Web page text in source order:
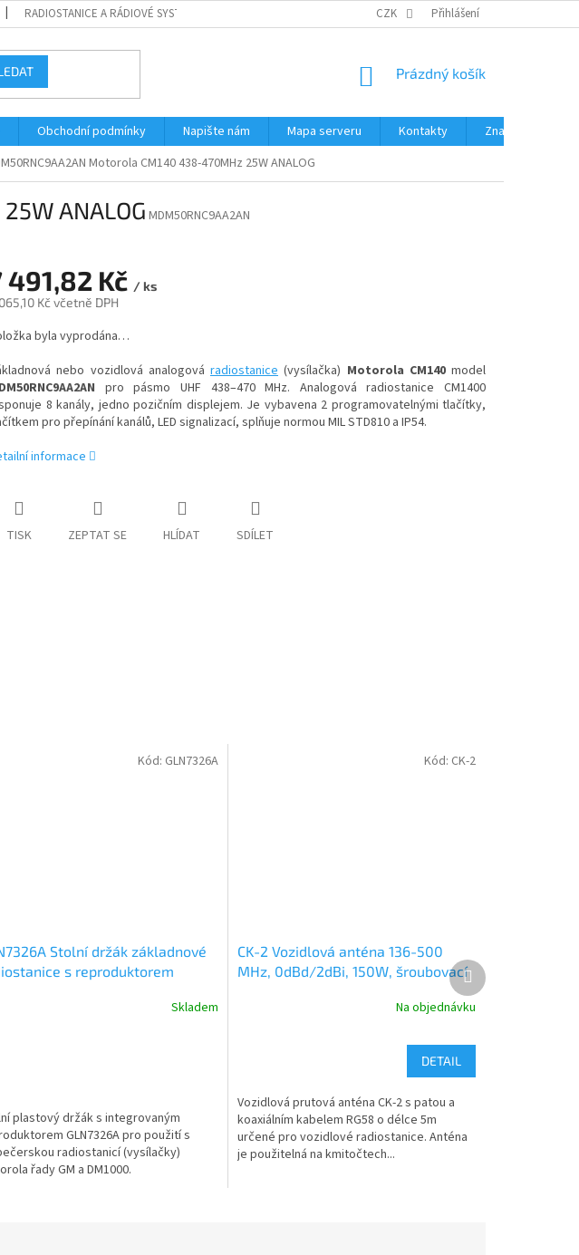
RADIOSTANICE A RÁDIOVÉ SYSTÉMY PŘÍSLUŠENSTVÍ RUČNÍ RADIOSTANICE PŮJČOVNA
CZK Přihlášení
NÁKUPNÍ
Prázdný košík
Obchodní podmínky Napište nám Mapa serveru Kontakty
Značky
Motorola CM140 438-470MHz 25W ANALOG
ANALOG MDM50RNC9AA2AN
491,82 Kč / ks
Kč včetně DPH
byla vyprodána…
nebo vozidlová analogová radiostanice (vysílačka) Motorola CM140model
pro pásmo UHF 438–470 MHz. Analogová radiostanice CM1400
8 kanály, jedno pozičním displejem. Je vybavena 2 programovatelnými tlačítky,
pro přepínání kanálů, LED signalizací, splňuje normou MIL STD810 a IP54.
informace
TISK ZEPTAT SE HLÍDAT SDÍLET
Stolní držák základnové
s reproduktorem
Skladem
plastový držák s integrovaným
GLN7326A pro použití s
radiostanicí (vysílačky)
řady GM a DM1000.
Kód: GLN7326A
CK-2 Vozidlová anténa 136-500
MHz, 0dBd/2dBi, 150W, šroubovací
Na objednávku
DETAIL
Vozidlová prutová anténa CK-2 s patou a
koaxiálním kabelem RG58 o délce 5m
určené pro vozidlové radiostanice. Anténa
je použitelná na kmitočtech...
Kód: CK-2
Další
produkt